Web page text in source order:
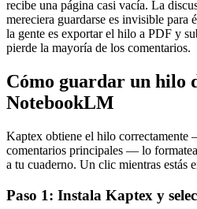
recibe una página casi vacía. La
mereciera guardarse es invisible para
la gente es exportar el hilo a PDF y
pierde la mayoría de los comentarios.
Cómo guardar un hilo
NotebookLM
Kaptex obtiene el hilo
comentarios principales — lo
a tu cuaderno. Un clic mientras estás
Paso 1: Instala Kaptex y